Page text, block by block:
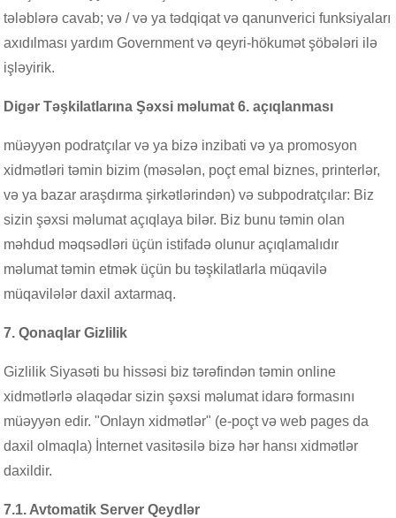
tələblərə cavab; və / və ya tədqiqat və qanunverici funksiyaları
axıdılması yardım Government və qeyri-hökumət şöbələri ilə
işləyirik.
Digər Təşkilatlarına Şəxsi məlumat 6. açıqlanması
müəyyən podratçılar və ya bizə inzibati və ya promosyon
xidmətləri təmin bizim (məsələn, poçt emal biznes, printerlər,
və ya bazar araşdırma şirkətlərindən) və subpodratçılar: Biz
sizin şəxsi məlumat açıqlaya bilər. Biz bunu təmin olan
məhdud məqsədləri üçün istifadə olunur açıqlamalıdır
məlumat təmin etmək üçün bu təşkilatlarla müqavilə
müqavilələr daxil axtarmaq.
7. Qonaqlar Gizlilik
Gizlilik Siyasəti bu hissəsi biz tərəfindən təmin online
xidmətlərlə əlaqədar sizin şəxsi məlumat idarə formasını
müəyyən edir. "Onlayn xidmətlər" (e-poçt və web pages da
daxil olmaqla) İnternet vasitəsilə bizə hər hansı xidmətlər
daxildir.
7.1. Avtomatik Server Qeydlər